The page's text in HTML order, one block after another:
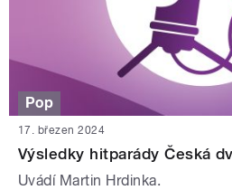
Pop
17. březen 2024
Výsledky hitparády Česká
Uvádí Martin Hrdinka.